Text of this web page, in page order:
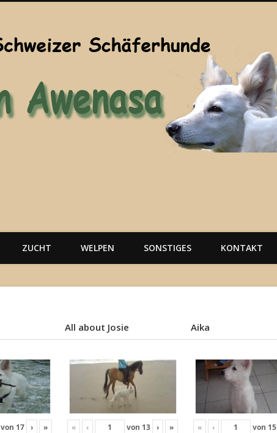
ZUCHT WELPEN SONSTIGES KONTAKT
All about Josie Aika
von 17 › » « ‹ von 13 › » « ‹ von 15